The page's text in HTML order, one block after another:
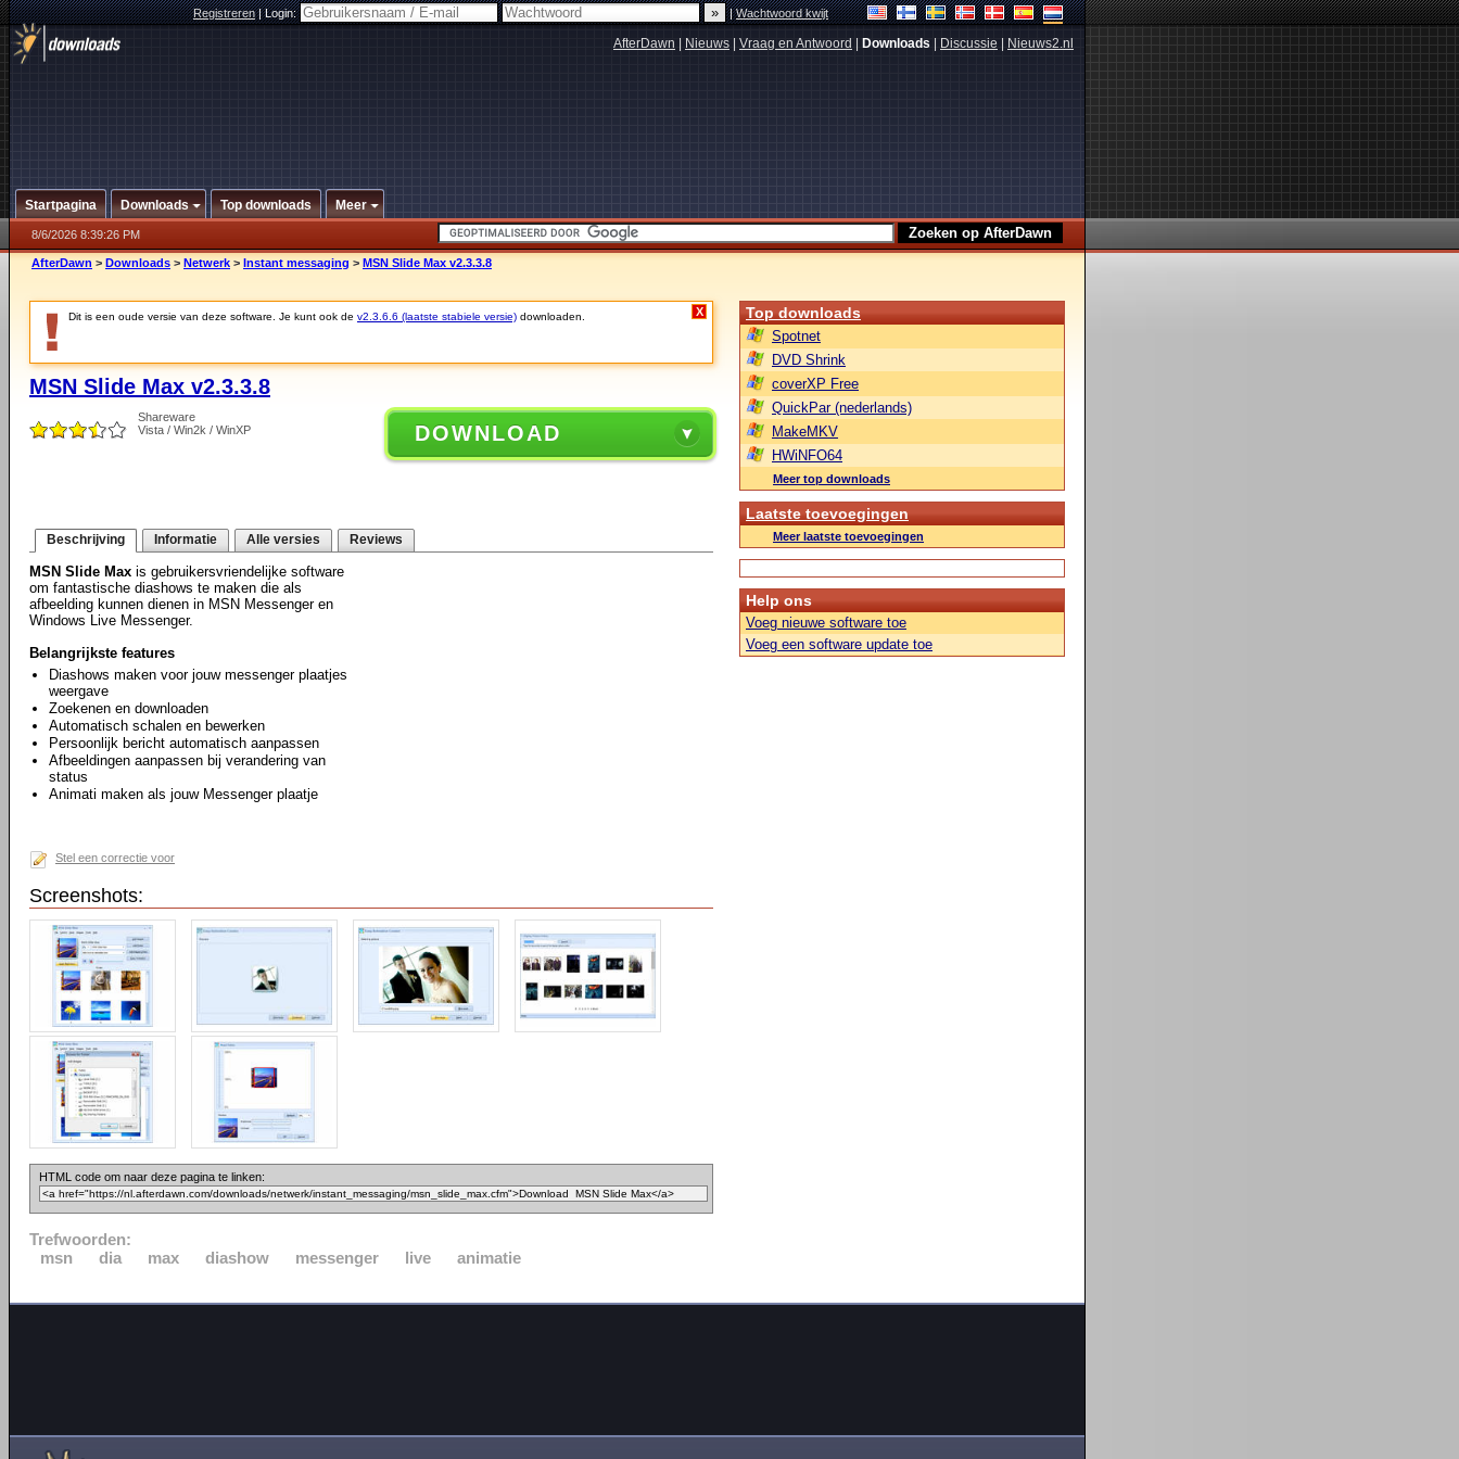
Registreren|Login: |Wachtwoord kwijt
AfterDawn Nieuws Vraag en Antwoord Downloads Discussie Nieuws2.nl
Startpagina Downloads Top downloads Meer
8/6/2026 8:39:26 PM
AfterDawn > Downloads > Netwerk > Instant messaging > MSN Slide Max v2.3.3.8
Dit is een oude versie van deze software. Je kunt ook de v2.3.6.6 (laatste stabiele versie) downloaden. X
MSN Slide Max v2.3.3.8
Shareware
Vista / Win2k / WinXP
DOWNLOAD
Beschrijving Informatie Alle versies Reviews
MSN Slide Max is gebruikersvriendelijke software
om fantastische diashows te maken die als
afbeelding kunnen dienen in MSN Messenger en
Windows Live Messenger.
Belangrijkste features
Diashows maken voor jouw messenger plaatjes
weergave
Zoekenen en downloaden
Automatisch schalen en bewerken
Persoonlijk bericht automatisch aanpassen
Afbeeldingen aanpassen bij verandering van
status
Animati maken als jouw Messenger plaatje
Stel een correctie voor
Screenshots:
HTML code om naar deze pagina te linken:
Trefwoorden:
msn
dia max diashow messenger live animatie
Top downloads
Spotnet
DVD Shrink
coverXP Free
QuickPar (nederlands)
MakeMKV
HWiNFO64
Meer top downloads
Laatste toevoegingen
Meer laatste toevoegingen
Help ons
Voeg nieuwe software toe
Voeg een software update toe